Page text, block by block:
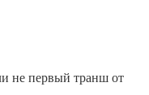
не первый транш от